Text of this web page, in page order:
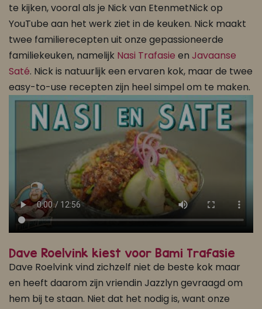
te kijken, vooral als je Nick van EtenmetNick op
YouTube aan het werk ziet in de keuken. Nick maakt
twee familierecepten uit onze gepassioneerde
familiekeuken, namelijk Nasi Trafasie en Javaanse
Saté. Nick is natuurlijk een ervaren kok, maar de twee
easy-to-use recepten zijn heel simpel om te maken.
Dave Roelvink kiest voor Bami Trafasie
Dave Roelvink vind zichzelf niet de beste kok maar
en heeft daarom zijn vriendin Jazzlyn gevraagd om
hem bij te staan. Niet dat het nodig is, want onze